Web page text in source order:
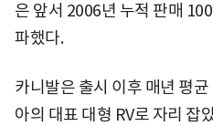
은 앞서 2006년 누적 판매
파했다.
카니발은 출시 이후 매년 평
아의 대표 대형 RV로 자리 잡